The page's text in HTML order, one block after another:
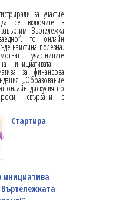
за участие
се включите в
Въртележка
то онлайн
наистина полезна.
участниците
инициативата –
за финансова
„Образование
онлайн дискусия по
свързани с
Стартира
инициатива